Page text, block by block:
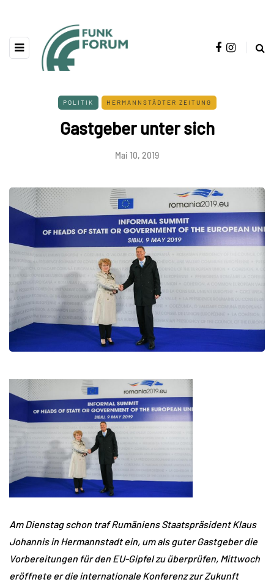
POLITIK HERMANNSTÄDTER ZEITUNG
Gastgeber unter sich
Mai 10, 2019
Am Dienstag schon traf Rumäniens Staatspräsident Klaus
Johannis in Hermannstadt ein, um als guter Gastgeber die
Vorbereitungen für den EU-Gipfel zu überprüfen, Mittwoch
eröffnete er die internationale Konferenz zur Zukunft